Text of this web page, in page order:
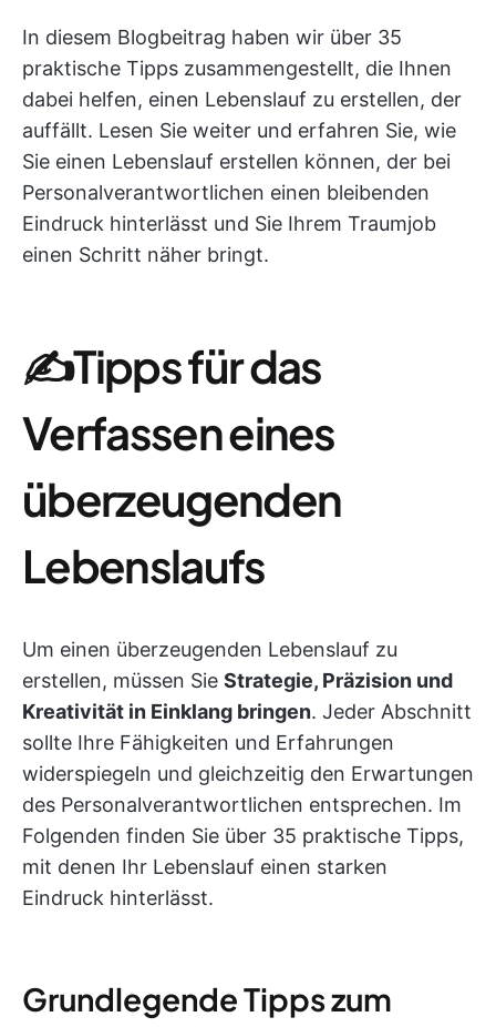
In diesem Blogbeitrag haben wir über 35
praktische Tipps zusammengestellt, die Ihnen
dabei helfen, einen Lebenslauf zu erstellen, der
auffällt. Lesen Sie weiter und erfahren Sie, wie
Sie einen Lebenslauf erstellen können, der bei
Personalverantwortlichen einen bleibenden
Eindruck hinterlässt und Sie Ihrem Traumjob
einen Schritt näher bringt.
✍️Tipps für das
Verfassen eines
überzeugenden
Lebenslaufs
Um einen überzeugenden Lebenslauf zu
erstellen, müssen Sie Strategie, Präzision und
Kreativität in Einklang bringen. Jeder Abschnitt
sollte Ihre Fähigkeiten und Erfahrungen
widerspiegeln und gleichzeitig den Erwartungen
des Personalverantwortlichen entsprechen. Im
Folgenden finden Sie über 35 praktische Tipps,
mit denen Ihr Lebenslauf einen starken
Eindruck hinterlässt.
Grundlegende Tipps zum